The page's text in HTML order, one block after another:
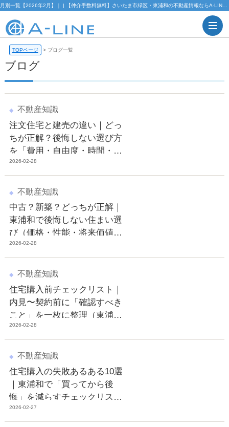
TOPページ > ブログ一覧
ブログ
不動産知識
注文住宅と建売の違い｜どっ
ちが正解？後悔しない選び方
を「費用・自由度・時間・リ
スク」で整理（東浦和版）
2026-02-28
不動産知識
中古？新築？どっちが正解｜
東浦和で後悔しない住まい選
び（価格・性能・将来価値）
判断ガイド
2026-02-28
不動産知識
住宅購入前チェックリスト｜
内見〜契約前に「確認すべき
こと」を一枚に整理（東浦
和・さいたま市緑区版）
2026-02-28
不動産知識
住宅購入の失敗あるある10選
｜東浦和で「買ってから後
悔」を減らすチェックリスト
付き
2026-02-27